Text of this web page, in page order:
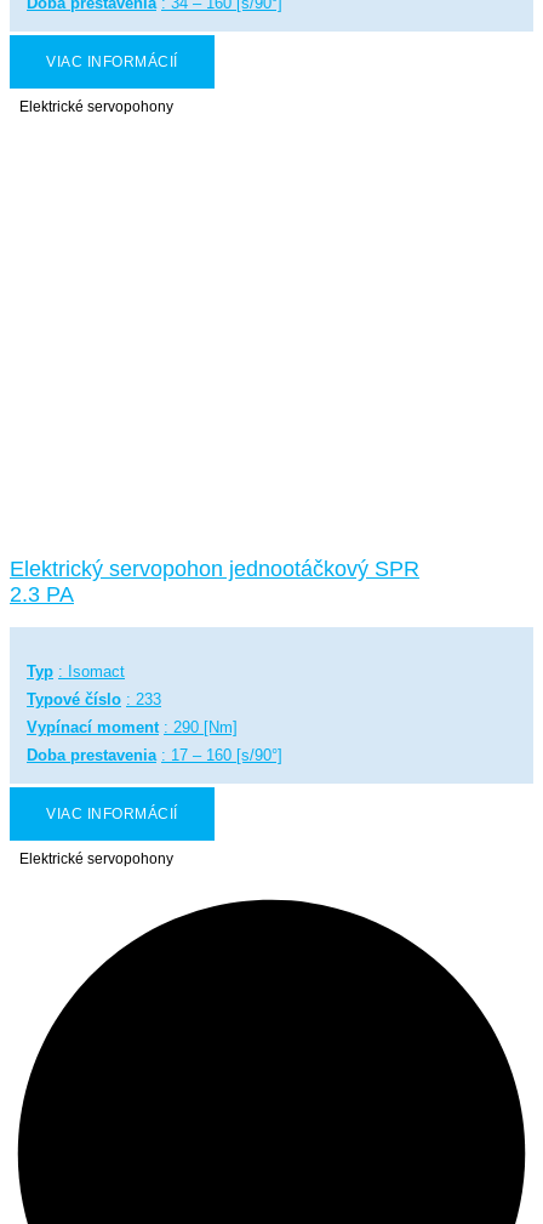
VIAC INFORMÁCIÍ
Elektrické servopohony
Elektrický servopohon jednootáčkový SPR
2.3 PA
Typ : Isomact
Typové číslo : 233
Vypínací moment : 290 [Nm]
Doba prestavenia : 17 – 160 [s/90°]
VIAC INFORMÁCIÍ
Elektrické servopohony